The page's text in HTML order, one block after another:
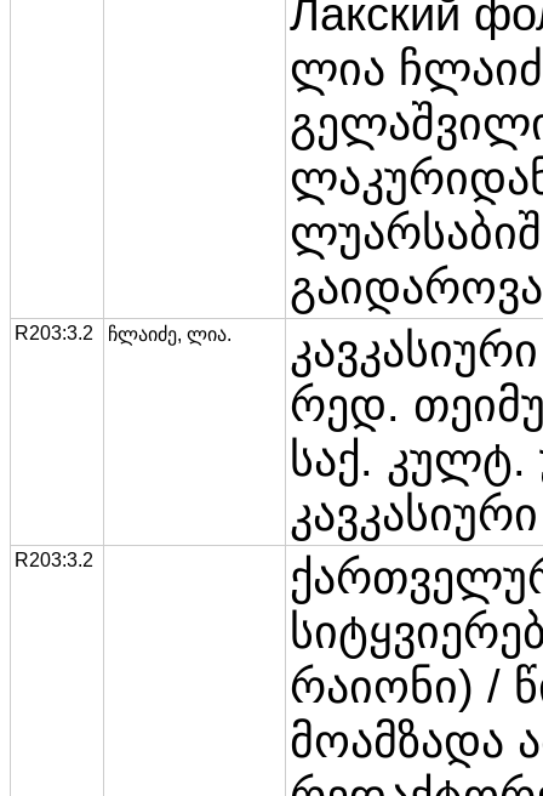
Лакский
ლია
R203:3.2 ჩლაიძე, ლია.
რედ.
საქ.
R203:3.2
რაიონი) /
მოამზადა